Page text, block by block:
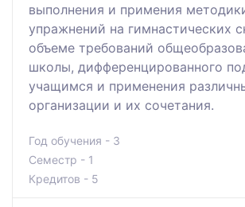
выполнения и примения
упражнений на гимнастических
объеме требований
школы, дифференцированного
учащимся и применения
организации и их сочетания.
Год обучения - 3
Семестр - 1
Кредитов - 5